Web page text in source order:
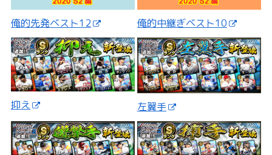
俺的先発ベスト12 俺的中継ぎベスト10
抑え 左翼手